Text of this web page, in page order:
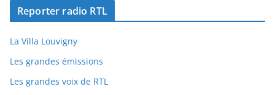
Reporter radio RTL
La Villa Louvigny
Les grandes émissions
Les grandes voix de RTL